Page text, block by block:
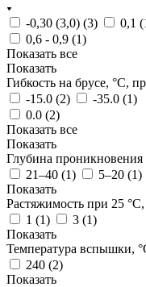
-0,30 (3,0) (3) 0,1
0,6 - 0,9 (1)
Показать все
Показать
Гибкость на брусе, °С,
-15.0 (2) -35.0 (1)
0.0 (2)
Показать все
Показать
Глубина
21–40 (1) 5–20 (1)
Показать
Растяжимость при 25
1 (1) 3 (1)
Показать
Температура вспышки,
240 (2)
Показать